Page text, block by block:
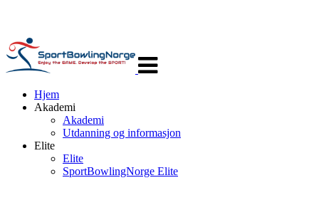
navigasjon
Hjem
Akademi
Akademi
Utdanning og informasjon
Elite
Elite
SportBowlingNorge Elite